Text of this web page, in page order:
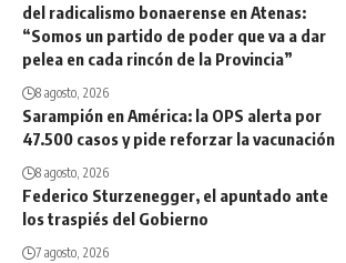
del radicalismo bonaerense en Atenas:
“Somos un partido de poder que va a dar
pelea en cada rincón de la Provincia”
8 agosto, 2026
Sarampión en América: la OPS alerta por
47.500 casos y pide reforzar la vacunación
8 agosto, 2026
Federico Sturzenegger, el apuntado ante
los traspiés del Gobierno
7 agosto, 2026